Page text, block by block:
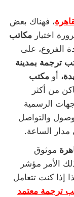
، فهناك بعض
اختيار مكاتب
الفروع، على
ترجمة بمدينة
أو مكتب
من أكثر
الرسمية
والتواصل
مدار الساعة.
موثوق
الأمر مؤشر
إذا كنت تتعامل
ترجمة معتمد